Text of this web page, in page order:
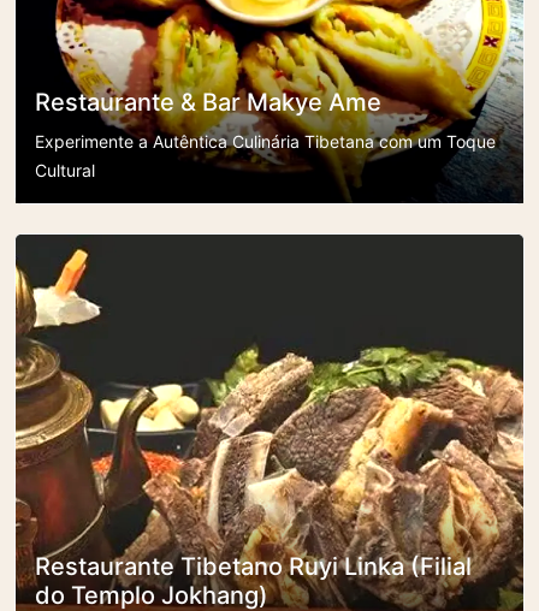
Restaurante & Bar Makye Ame
Experimente a Autêntica Culinária Tibetana com um Toque
Cultural
Restaurante Tibetano Ruyi Linka (Filial
do Templo Jokhang)